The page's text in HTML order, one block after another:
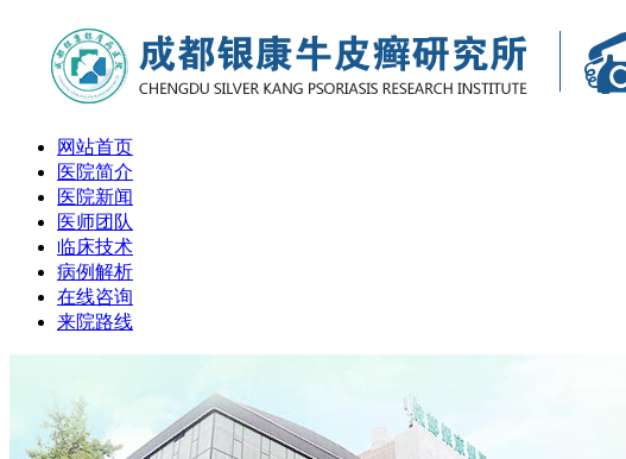
网站首页
医院简介
医院新闻
医师团队
临床技术
病例解析
在线咨询
来院路线